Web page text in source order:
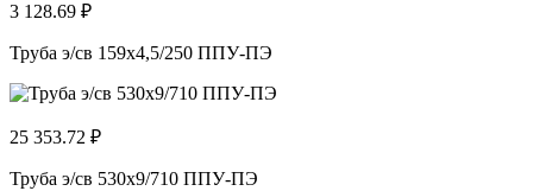
3 128.69 ₽
Труба э/св 159х4,5/250 ППУ-ПЭ
25 353.72 ₽
Труба э/св 530х9/710 ППУ-ПЭ